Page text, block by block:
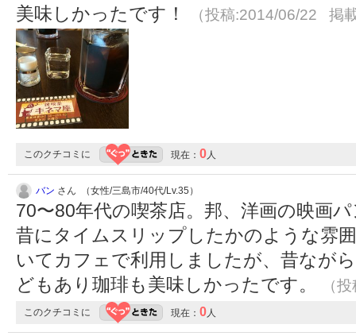
美味しかったです！
（投稿:2014/06/22 掲
このクチコミに 現在： 0 人
バン さん （女性/三島市/40代/Lv.35）
70〜80年代の喫茶店。邦、洋画の映画
昔にタイムスリップしたかのような雰
いてカフェで利用しましたが、昔なが
どもあり珈琲も美味しかったです。
（
このクチコミに 現在： 0 人